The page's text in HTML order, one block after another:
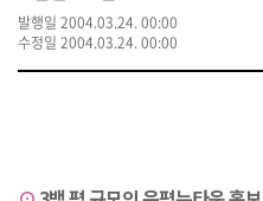
대
표
소
발행일 2004.03.24. 00:00
수정일 2004.03.24. 00:00